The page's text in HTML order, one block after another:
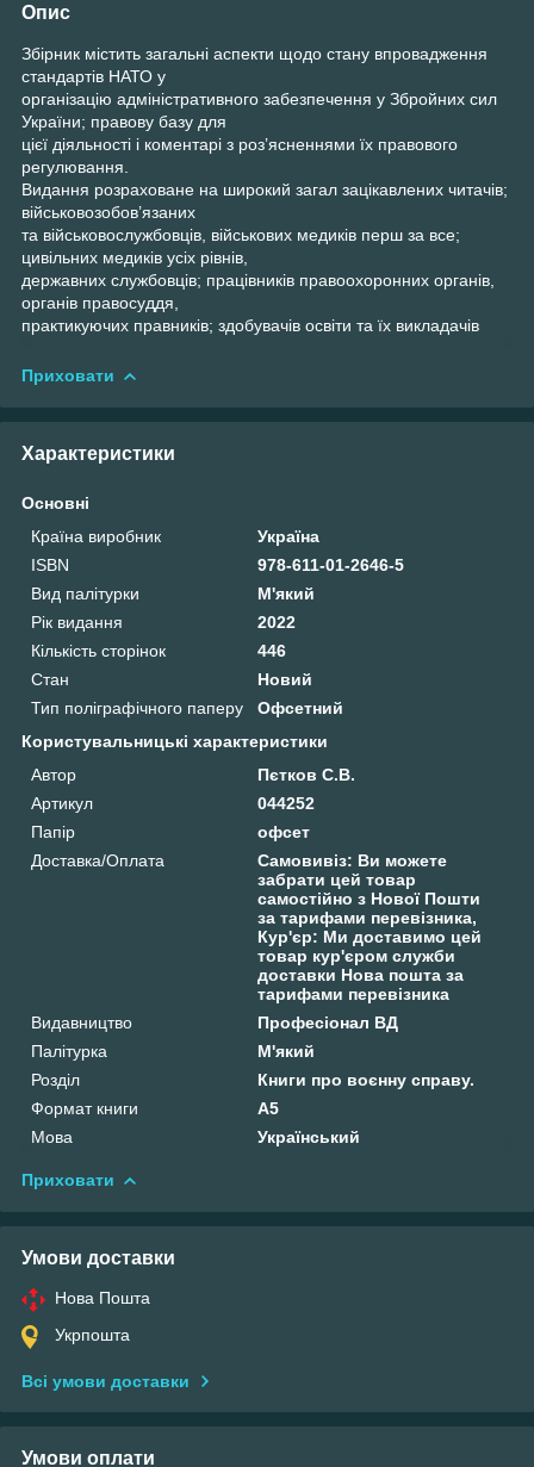
Опис
Збірник містить загальні аспекти щодо стану впровадження
стандартів НАТО у
організацію адміністративного забезпечення у Збройних сил
України; правову базу для
цієї діяльності і коментарі з роз’ясненнями їх правового
регулювання.
Видання розраховане на широкий загал зацікавлених читачів;
військовозобов’язаних
та військовослужбовців, військових медиків перш за все;
цивільних медиків усіх рівнів,
державних службовців; працівників правоохоронних органів,
органів правосуддя,
практикуючих правників; здобувачів освіти та їх викладачів
Приховати
Характеристики
Основні
Країна виробник
Україна
ISBN
978-611-01-2646-5
Вид палітурки
М'який
Рік видання
2022
Кількість сторінок
446
Стан
Новий
Тип поліграфічного паперу
Офсетний
Користувальницькі характеристики
Автор
Пєтков С.В.
Артикул
044252
Папір
офсет
Доставка/Оплата
Самовивіз: Ви можете
забрати цей товар
самостійно з Нової Пошти
за тарифами перевізника,
Кур'єр: Ми доставимо цей
товар кур'єром служби
доставки Нова пошта за
тарифами перевізника
Видавництво
Професіонал ВД
Палітурка
М'який
Розділ
Книги про воєнну справу.
Формат книги
А5
Мова
Український
Приховати
Умови доставки
Нова Пошта
Укрпошта
Всі умови доставки
Умови оплати